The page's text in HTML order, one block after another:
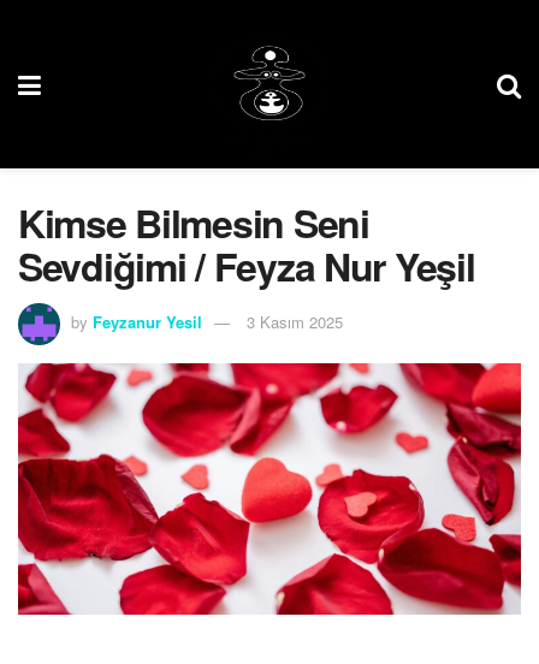
Kimse Bilmesin Seni
Sevdiğimi / Feyza Nur Yeşil
by Feyzanur Yesil 3 Kasım 2025